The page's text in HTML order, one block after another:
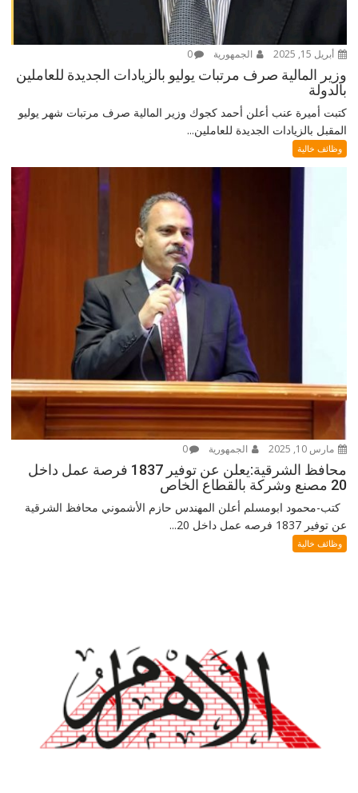
أبريل 15, 2025 الجمهورية 0
وزير المالية صرف مرتبات يوليو بالزيادات الجديدة للعاملين
بالدولة
كتبت أميرة عنب أعلن أحمد كجوك وزير المالية صرف مرتبات شهر يوليو
المقبل بالزيادات الجديدة للعاملين...
وظائف خالية
مارس 10, 2025 الجمهورية 0
محافظ الشرقية:يعلن عن توفير 1837 فرصة عمل داخل
20 مصنع وشركة بالقطاع الخاص
كتب-محمود ابومسلم أعلن المهندس حازم الأشموني محافظ الشرقية
عن توفير 1837 فرصه عمل داخل 20...
وظائف خالية